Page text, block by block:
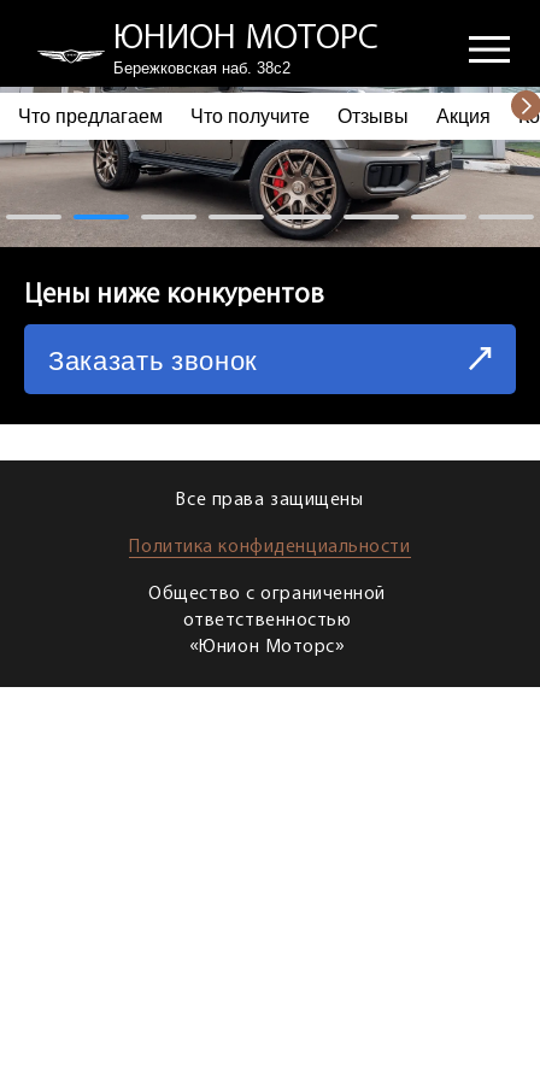
ЮНИОН МОТОРС
Бережковская наб. 38с2
ПОЧЕМУ ВЫБИРАЮТ НАС
ЧТО ПРЕДЛАГАЕМ
ЧТО ПОЛУЧИТЕ
СХЕМА ПРОЕЗДА
Что предлагаем Что получите Отзывы Акция
Цены ниже конкурентов
Заказать звонок
Все права защищены
Политика конфиденциальности
Общество с ограниченной
ответственностью
«Юнион Моторс»